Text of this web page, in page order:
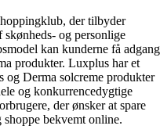
der tilbyder
og personlige
kan kunderne få adgang
produkter. Luxplus har et
og Derma solcreme produkter
og konkurrencedygtige
der ønsker at spare
bekvemt online.